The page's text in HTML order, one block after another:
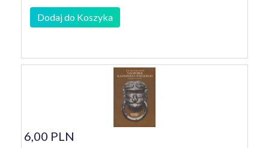
Dodaj do Koszyka
6,00 PLN